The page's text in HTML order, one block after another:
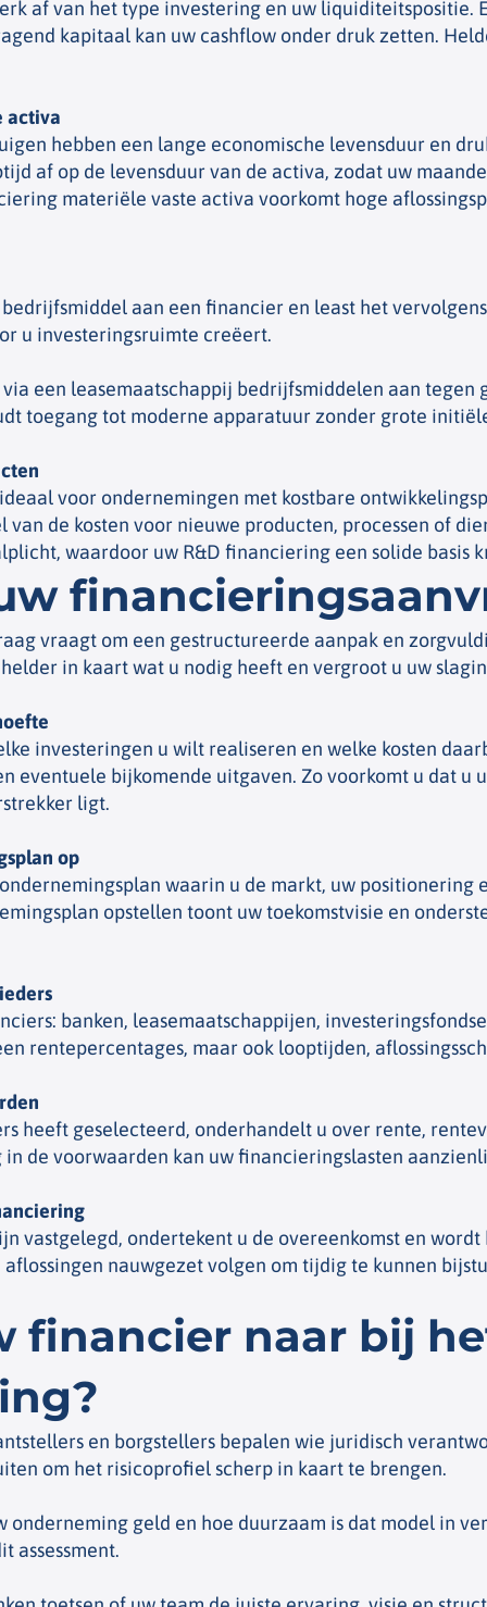
af van het type investering en uw liquiditeitspositie.
kapitaal kan uw cashflow onder druk zetten.
activa
hebben een lange economische levensduur en
af op de levensduur van de activa, zodat uw
materiële vaste activa voorkomt hoge
aan een financier en least het
u investeringsruimte creëert.
een leasemaatschappij bedrijfsmiddelen aan tegen
toegang tot moderne apparatuur zonder grote
voor ondernemingen met kostbare
de kosten voor nieuwe producten, processen of
waardoor uw R&D financiering een solide basis
vraagt om een gestructureerde aanpak en
in kaart wat u nodig heeft en vergroot u uw
investeringen u wilt realiseren en welke kosten
eventuele bijkomende uitgaven. Zo voorkomt u dat u
ligt.
op
waarin u de markt, uw positionering
opstellen toont uw toekomstvisie en
banken, leasemaatschappijen,
rentepercentages, maar ook looptijden,
heeft geselecteerd, onderhandelt u over rente,
in de voorwaarden kan uw financieringslasten
vastgelegd, ondertekent u de overeenkomst en
nauwgezet volgen om tijdig te kunnen
financier naar bij
en borgstellers bepalen wie juridisch
om het risicoprofiel scherp in kaart te brengen.
onderneming geld en hoe duurzaam is dat model in
assessment.